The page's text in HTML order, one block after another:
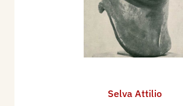
Selva Attilio